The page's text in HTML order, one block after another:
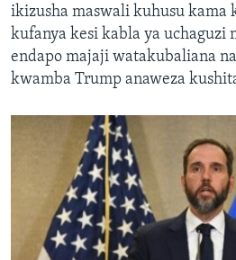
ikizusha maswali kuhusu kama
kufanya kesi kabla ya uchaguzi
endapo majaji watakubaliana
kwamba Trump anaweza